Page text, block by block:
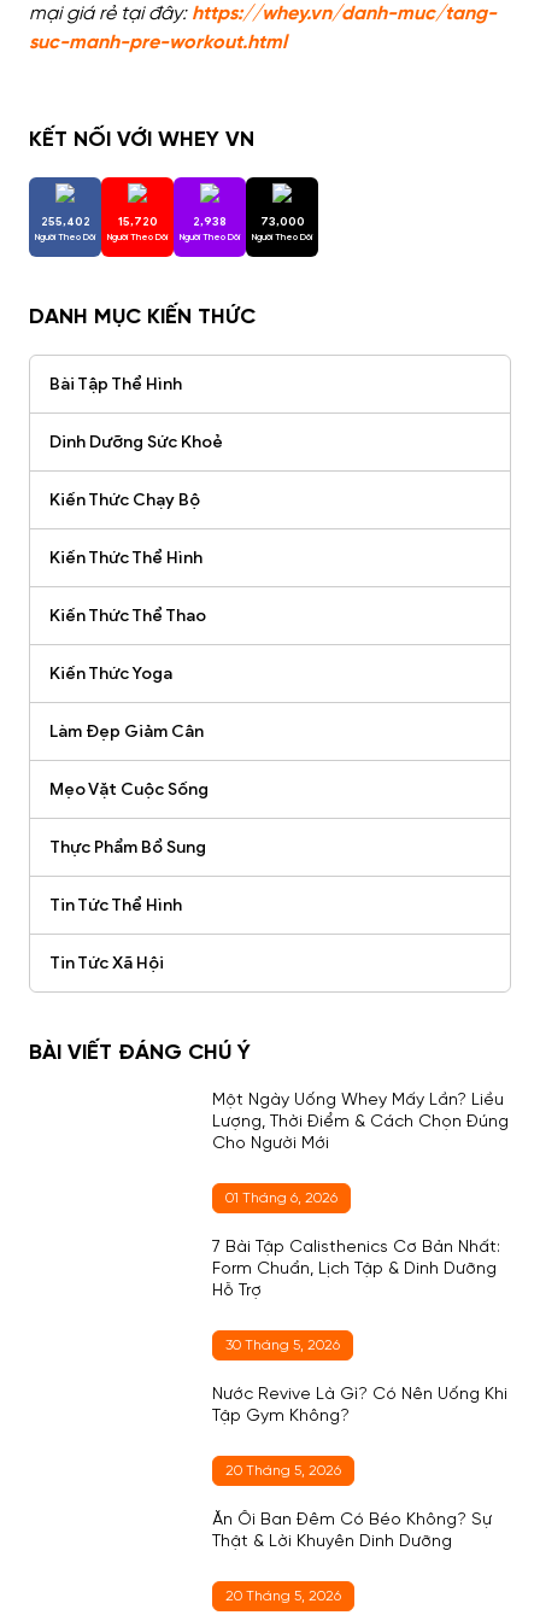
mại giá rẻ tại đây: https://whey.vn/danh-muc/tang-
suc-manh-pre-workout.html
KẾT NỐI VỚI WHEY VN
255,402
Người Theo Dõi
15,720
Người Theo Dõi
2,938
Người Theo Dõi
73,000
Người Theo Dõi
DANH MỤC KIẾN THỨC
Bài Tập Thể Hình
Dinh Dưỡng Sức Khoẻ
Kiến Thức Chạy Bộ
Kiến Thức Thể Hình
Kiến Thức Thể Thao
Kiến Thức Yoga
Làm Đẹp Giảm Cân
Mẹo Vặt Cuộc Sống
Thực Phẩm Bổ Sung
Tin Tức Thể Hình
Tin Tức Xã Hội
BÀI VIẾT ĐÁNG CHÚ Ý
Một Ngày Uống Whey Mấy Lần? Liều
Lượng, Thời Điểm & Cách Chọn Đúng
Cho Người Mới
01 Tháng 6, 2026
7 Bài Tập Calisthenics Cơ Bản Nhất:
Form Chuẩn, Lịch Tập & Dinh Dưỡng
Hỗ Trợ
30 Tháng 5, 2026
Nước Revive Là Gì? Có Nên Uống Khi
Tập Gym Không?
20 Tháng 5, 2026
Ăn Ổi Ban Đêm Có Béo Không? Sự
Thật & Lời Khuyên Dinh Dưỡng
20 Tháng 5, 2026